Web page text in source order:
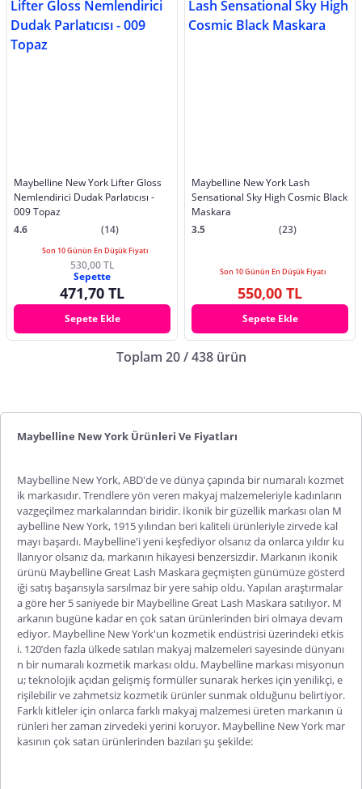
Maybelline New York Lifter Gloss
Nemlendirici Dudak Parlatıcısı -
009 Topaz
4.6
(14)
Son 10 Günün En Düşük Fiyatı
530,00 TL
Sepette
471,70 TL
Sepete Ekle
Maybelline New York Lash
Sensational Sky High Cosmic Black
Maskara
3.5
(23)
Son 10 Günün En Düşük Fiyatı
550,00 TL
Sepete Ekle
Toplam 20 / 438 ürün
Maybelline New York Ürünleri Ve Fiyatları
Maybelline New York, ABD'de ve dünya çapında bir numaralı kozmet
ik markasıdır. Trendlere yön veren makyaj malzemeleriyle kadınların
vazgeçilmez markalarından biridir. İkonik bir güzellik markası olan M
aybelline New York, 1915 yılından beri kaliteli ürünleriyle zirvede kal
mayı başardı. Maybelline'i yeni keşfediyor olsanız da onlarca yıldır ku
llanıyor olsanız da, markanın hikayesi benzersizdir. Markanın ikonik
ürünü Maybelline Great Lash Maskara geçmişten günümüze gösterd
iği satış başarısıyla sarsılmaz bir yere sahip oldu. Yapılan araştırmalar
a göre her 5 saniyede bir Maybelline Great Lash Maskara satılıyor. M
arkanın bugüne kadar en çok satan ürünlerinden biri olmaya devam
ediyor. Maybelline New York'un kozmetik endüstrisi üzerindeki etkis
i. 120’den fazla ülkede satılan makyaj malzemeleri sayesinde dünyanı
n bir numaralı kozmetik markası oldu. Maybelline markası misyonun
u; teknolojik açıdan gelişmiş formüller sunarak herkes için yenilikçi, e
rişilebilir ve zahmetsiz kozmetik ürünler sunmak olduğunu belirtiyor.
Farklı kitleler için onlarca farklı makyaj malzemesi üreten markanın ü
rünleri her zaman zirvedeki yerini koruyor. Maybelline New York mar
kasının çok satan ürünlerinden bazıları şu şekilde: